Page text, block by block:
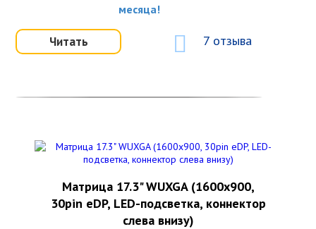
месяца!
Читать 7 отзыва
Матрица 17.3" WUXGA (1600х900,
30pin eDP, LED-подсветка, коннектор
слева внизу)